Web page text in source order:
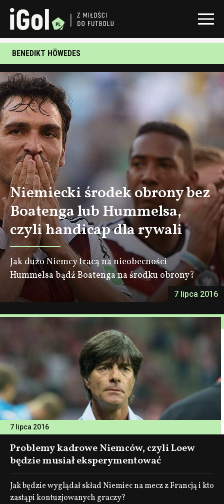
BENEDIKT HÖWEDES
7 lipca 2016
Niemiecki środek obrony bez
Boatenga lub Hummelsa,
czyli handicap dla rywali
Jak dużo Niemcy tracą na nieobecności
Hummelsa bądź Boatenga na środku obrony?
7 lipca 2016
Problemy kadrowe Niemców, czyli Loew
będzie musiał eksperymentować
Jak będzie wyglądał skład Niemiec na mecz z Francją i kto
zastąpi kontuzjowanych graczy?